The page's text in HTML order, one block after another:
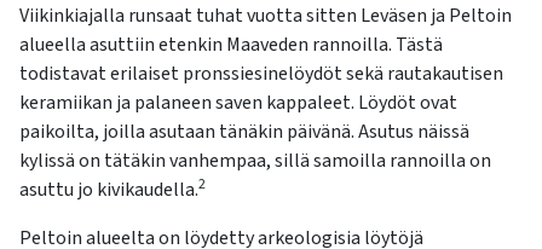
Viikinkiajalla runsaat tuhat vuotta sitten Leväsen ja Peltoin
alueella asuttiin etenkin Maaveden rannoilla. Tästä
todistavat erilaiset pronssiesinelöydöt sekä rautakautisen
keramiikan ja palaneen saven kappaleet. Löydöt ovat
paikoilta, joilla asutaan tänäkin päivänä. Asutus näissä
kylissä on tätäkin vanhempaa, sillä samoilla rannoilla on
asuttu jo kivikaudella.2
Peltoin alueelta on löydetty arkeologisia löytöjä